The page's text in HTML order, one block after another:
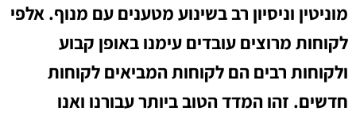
מוניטין וניסיון רב בשינוע מטענים עם מנוף. אלפי
לקוחות מרוצים עובדים עימנו באופן קבוע
ולקוחות רבים הם לקוחות המביאים לקוחות
חדשים. זהו המדד הטוב ביותר עבורנו ואנו